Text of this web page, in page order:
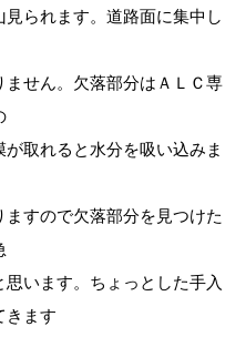
られます。道路面に集中し
せん。欠落部分はＡＬＣ専
取れると水分を吸い込みま
すので欠落部分を見つけた
います。ちょっとした手入
きます